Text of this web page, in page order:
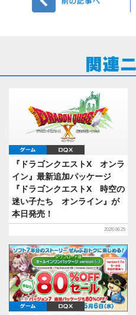
ゲーム
『ドラゴンクエストX オンラ
イン』最新追加パッケージ
『ドラゴンクエストX 時空の
迷い子たち オンライン』が
本日発売！
2026.06.25
ゲーム DQX